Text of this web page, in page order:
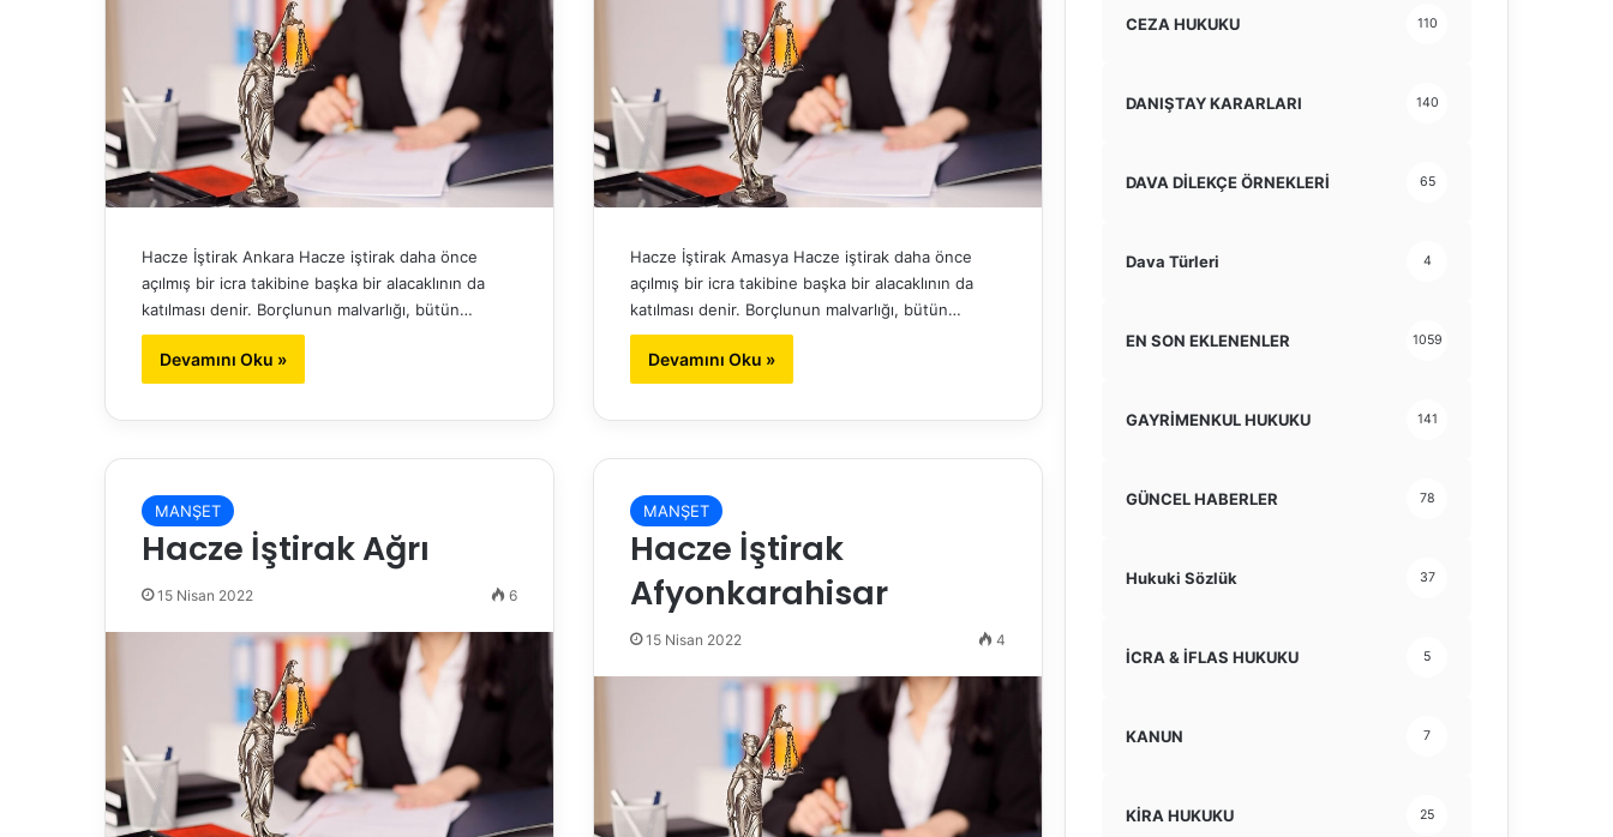
Hacze İştirak Ankara Hacze iştirak daha önce
açılmış bir icra takibine başka bir alacaklının da
katılması denir. Borçlunun malvarlığı, bütün…
Devamını Oku »
Hacze İştirak Amasya Hacze iştirak daha önce
açılmış bir icra takibine başka bir alacaklının da
katılması denir. Borçlunun malvarlığı, bütün…
Devamını Oku »
MANŞET
Hacze İştirak Ağrı
15 Nisan 2022 6
MANŞET
Hacze İştirak
Afyonkarahisar
15 Nisan 2022 4
CEZA HUKUKU 110
DANIŞTAY KARARLARI 140
DAVA DİLEKÇE ÖRNEKLERİ 65
Dava Türleri 4
EN SON EKLENENLER 1059
GAYRİMENKUL HUKUKU 141
GÜNCEL HABERLER 78
Hukuki Sözlük 37
İCRA & İFLAS HUKUKU 5
KANUN 7
KİRA HUKUKU 25